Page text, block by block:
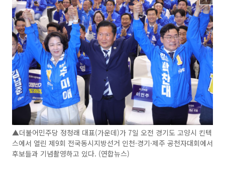
▲더불어민주당 정청래 대표(가운데)가 7일 오전 경기도 고양시 킨텍
스에서 열린 제9회 전국동시지방선거 인천·경기·제주 공천자대회에서
후보들과 기념촬영하고 있다. (연합뉴스)